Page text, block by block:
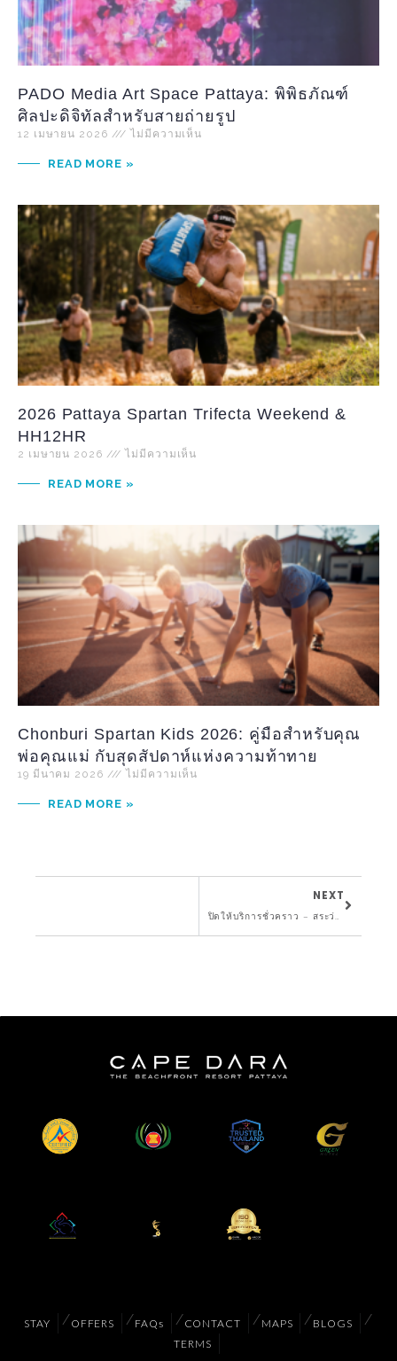
PADO Media Art Space Pattaya: พิพิธภัณฑ์
ศิลปะดิจิทัลสำหรับสายถ่ายรูป
12 เมษายน 2026 ไม่มีความเห็น
READ MORE »
2026 Pattaya Spartan Trifecta Weekend &
HH12HR
2 เมษายน 2026 ไม่มีความเห็น
READ MORE »
Chonburi Spartan Kids 2026: คู่มือสำหรับคุณ
พ่อคุณแม่ กับสุดสัปดาห์แห่งความท้าทาย
19 มีนาคม 2026 ไม่มีความเห็น
READ MORE »
NEXT
ปิดให้บริการชั่วคราว – สระว่ายน้ำ Twinkle
STAY OFFERS FAQs CONTACT MAPS
BLOGS
TERMS